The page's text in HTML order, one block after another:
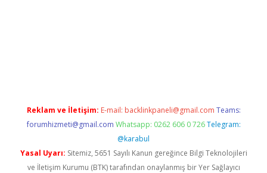
Reklam ve İletişim: E-mail: backlinkpaneli@gmail.com Teams:
forumhizmeti@gmail.com Whatsapp: 0262 606 0 726 Telegram:
@karabul
Yasal Uyarı: Sitemiz, 5651 Sayılı Kanun gereğince Bilgi Teknolojileri
ve İletişim Kurumu (BTK) tarafından onaylanmış bir Yer Sağlayıcı